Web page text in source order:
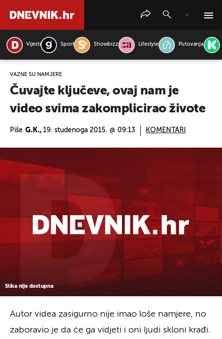
Vijesti Sport Showbizz Lifestyle Putovanja
VAŽNE SU NAMJERE
Čuvajte ključeve, ovaj nam je
video svima zakomplicirao živote
Piše G.K., 19. studenoga 2015. @ 09:13 KOMENTARI
Slika nije dostupna
Autor videa zasigurno nije imao loše namjere, no
zaboravio je da će ga vidjeti i oni ljudi skloni krađi.
PRETRAŽITE VIJESTI